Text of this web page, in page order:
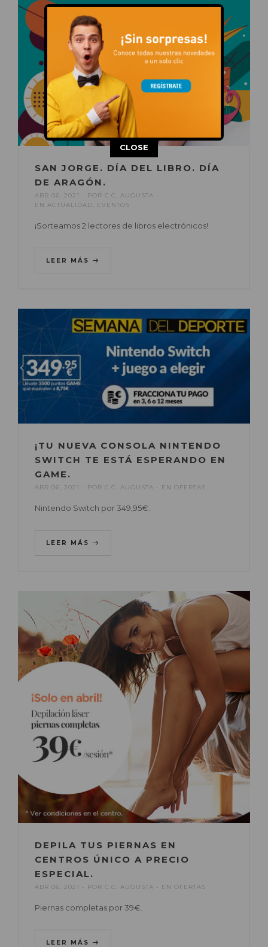
SAN JORGE. DÍA DEL LIBRO. DÍA
DE ARAGÓN.
ABR 06, 2021 POR C.C. AUGUSTA
EN ACTUALIDAD EVENTOS
¡Sorteamos 2 lectores de libros electrónicos!
LEER MÁS
¡TU NUEVA CONSOLA NINTENDO
SWITCH TE ESTÁ ESPERANDO EN
GAME.
ABR 06, 2021 POR C.C. AUGUSTA EN OFERTAS
Nintendo Switch por 349,95€.
LEER MÁS
DEPILA TUS PIERNAS EN
CENTROS ÚNICO A PRECIO
ESPECIAL.
ABR 06, 2021 POR C.C. AUGUSTA EN OFERTAS
Piernas completas por 39€.
LEER MÁS
This popup will close in:14
CLOSE